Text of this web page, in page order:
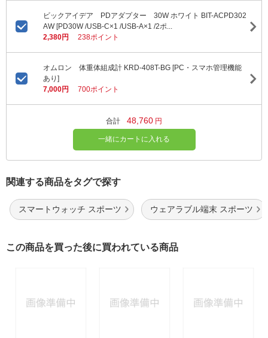
ビックアイデア PDアダプター 30W ホワイト BIT-ACPD302
AW [PD30W /USB-C×1 /USB-A×1 /2ポ...
2,380円
238ポイント
オムロン 体重体組成計 KRD-408T-BG [PC・スマホ管理機能
あり]
7,000円
700ポイント
合計 48,760 円
一緒にカートに入れる
関連する商品をタグで探す
スマートウォッチ スポーツ ウェアラブル端末 スポーツ
この商品を買った後に買われている商品